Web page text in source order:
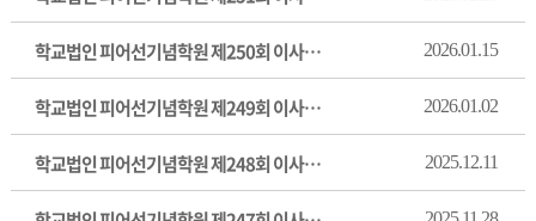
학교법인 피어선기념학원 제250회 이사회 회의록 2026.01.15
학교법인 피어선기념학원 제249회 이사회 회의록 2026.01.02
학교법인 피어선기념학원 제248회 이사회 회의록 2025.12.11